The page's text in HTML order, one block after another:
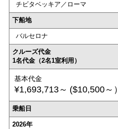
チビタベッキア／ローマ
下船地
バルセロナ
クルーズ代金
1名代金（2名1室利用）
基本代金
¥1,693,713～ ($10,500～）
乗船日
2026年